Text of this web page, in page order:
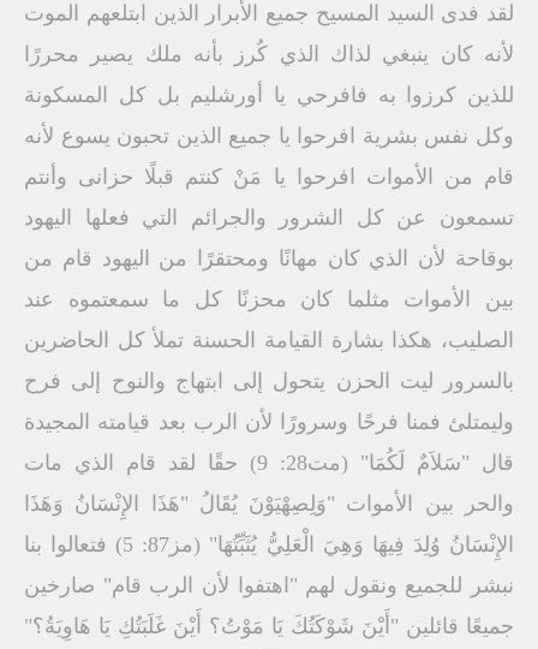
لقد فدى السيد المسيح جميع الأبرار الذين ابتلعهم الموت
لأنه كان ينبغي لذاك الذي كُرز بأنه ملك يصير محررًا
للذين كرزوا به فافرحي يا أورشليم بل كل المسكونة
وكل نفس بشرية افرحوا يا جميع الذين تحبون يسوع لأنه
قام من الأموات افرحوا يا مَنْ كنتم قبلًا حزانى وأنتم
تسمعون عن كل الشرور والجرائم التي فعلها اليهود
بوقاحة لأن الذي كان مهانًا ومحتقرًا من اليهود قام من
بين الأموات مثلما كان محزنًا كل ما سمعتموه عند
الصليب، هكذا بشارة القيامة الحسنة تملأ كل الحاضرين
بالسرور ليت الحزن يتحول إلى ابتهاج والنوح إلى فرح
وليمتلئ فمنا فرحًا وسرورًا لأن الرب بعد قيامته المجيدة
قال "سَلاَمٌ لَكُمَا" (مت28: 9) حقًا لقد قام الذي مات
والحر بين الأموات "وَلِصِهْيَوْنَ يُقَالُ "هَذَا الإِنْسَانُ وَهَذَا
الإِنْسَانُ وُلِدَ فِيهَا وَهِيَ الْعَلِيُّ يُثَبِّتُهَا" (مز87: 5) فتعالوا بنا
نبشر للجميع ونقول لهم "اهتفوا لأن الرب قام" صارخين
جميعًا قائلين "أَيْنَ شَوْكَتُكَ يَا مَوْتُ؟ أَيْنَ غَلَبَتُكِ يَا هَاوِيَةُ؟"